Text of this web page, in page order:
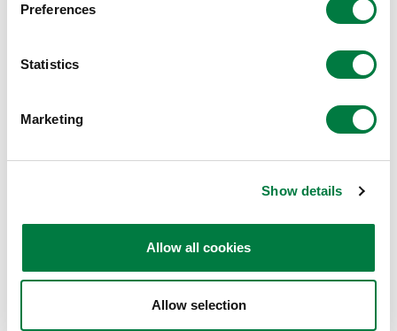
Preferences
Statistics
Marketing
Show details
Allow all cookies
Allow selection
創出を通じた社会への貢献」という当社グループの使命
とで、新たな価値を連鎖的に創出していく「多様な価値
当社グループは、これら3つの未来社会の実現にむけて
取り組むべきマテリアリティを特定し、VISION 2030に
おける基本戦略に織り込みました。また、VISION 2030
の確実な実行のための非財務指標として、マテリアリテ
つなげていく考えです。